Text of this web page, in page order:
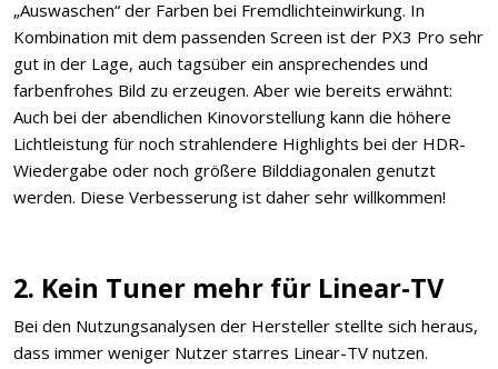
„Auswaschen“ der Farben bei Fremdlichteinwirkung. In
Kombination mit dem passenden Screen ist der PX3 Pro sehr
gut in der Lage, auch tagsüber ein ansprechendes und
farbenfrohes Bild zu erzeugen. Aber wie bereits erwähnt:
Auch bei der abendlichen Kinovorstellung kann die höhere
Lichtleistung für noch strahlendere Highlights bei der HDR-
Wiedergabe oder noch größere Bilddiagonalen genutzt
werden. Diese Verbesserung ist daher sehr willkommen!
2. Kein Tuner mehr für Linear-TV
Bei den Nutzungsanalysen der Hersteller stellte sich heraus,
dass immer weniger Nutzer starres Linear-TV nutzen.